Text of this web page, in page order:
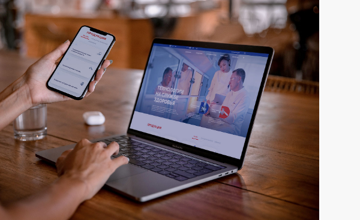
Расскажите о задаче
большой проект. Иногда — одно точное решение. В любом случае начнем с
поймем задачу, обсудим возможные варианты и предложим оптимальный путь.
Обсудить проект →